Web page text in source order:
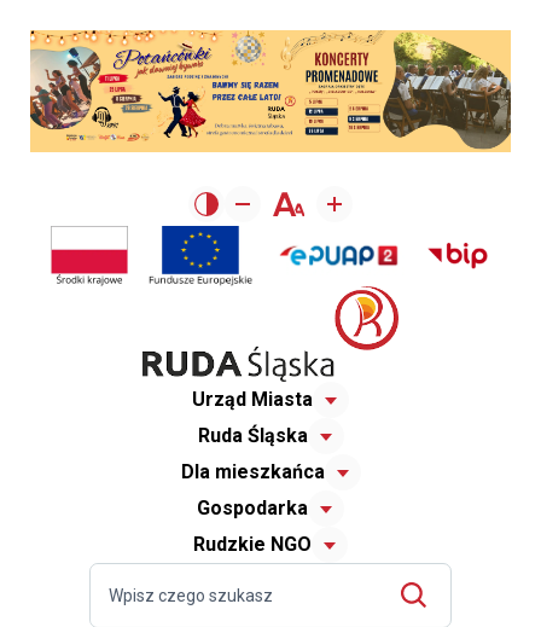
Urząd Miasta
Ruda Śląska
Dla mieszkańca
Gospodarka
Rudzkie NGO